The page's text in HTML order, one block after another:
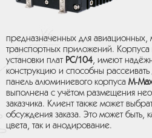
предназначенных для авиационных,
транспортных приложений. Корпуса
установки плат PC/104, имеют
конструкцию и способны рассеивать
панель алюминиевого корпуса
выполнена с учётом размещения
заказчика. Клиент также может
обсуждения заказа. Это может быть,
цвета, так и анодирование.